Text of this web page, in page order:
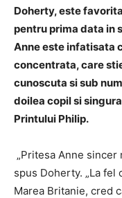
Doherty, este
pentru prima data in
Anne este infatisata
concentrata, care
cunoscuta si sub
doilea copil si
Printului Philip.
„Pritesa Anne sincer
spus Doherty. „La fel
Marea Britanie, cred